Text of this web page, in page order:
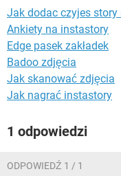
Jak dodac czyjes story
Ankiety na instastory
Edge pasek zakładek
Badoo zdjęcia
Jak skanować zdjęcia
Jak nagrać instastory
1 odpowiedzi
ODPOWIEDŹ 1 / 1